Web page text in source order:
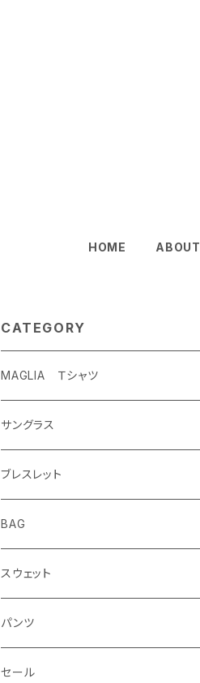
HOME ABOUT
CATEGORY
MAGLIA Ｔシャツ
ETERNAL
サングラス
ブレスレット
BAG
スウェット
パンツ
セール